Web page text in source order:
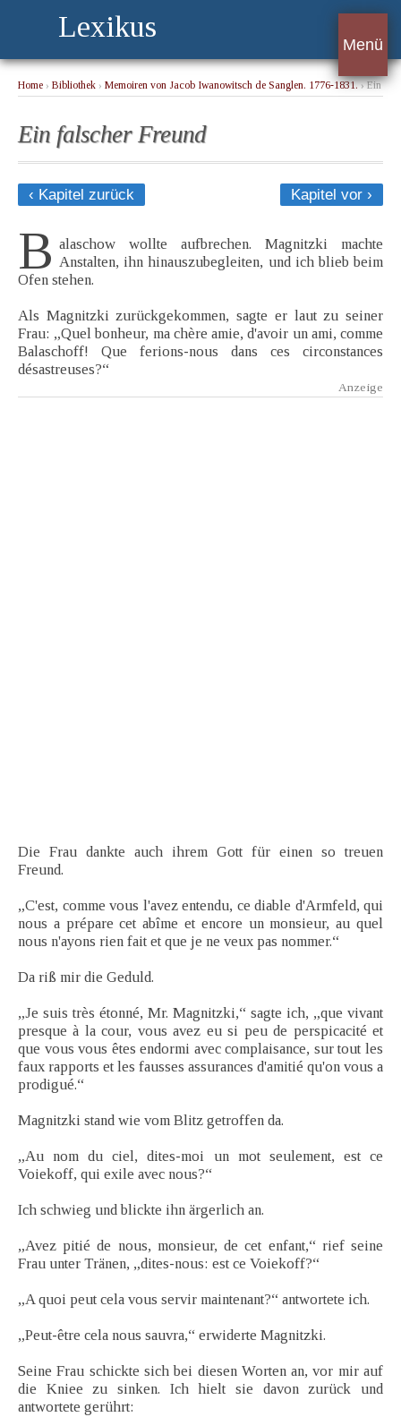
Lexikus
Menü
Home › Bibliothek › Memoiren von Jacob Iwanowitsch de Sanglen. 1776-1831.› Ein
Ein falscher Freund
‹ Kapitel zurück Kapitel vor ›
B alaschow wollte aufbrechen. Magnitzki machte
Anstalten, ihn hinauszubegleiten, und ich blieb beim
Ofen stehen.
Als Magnitzki zurückgekommen, sagte er laut zu seiner
Frau: „Quel bonheur, ma chère amie, d'avoir un ami, comme
Balaschoff! Que ferions-nous dans ces circonstances
désastreuses?“
Die Frau dankte auch ihrem Gott für einen so treuen
Freund.
„C'est, comme vous l'avez entendu, ce diable d'Armfeld, qui
nous a prépare cet abîme et encore un monsieur, au quel
nous n'ayons rien fait et que je ne veux pas nommer.“
Da riß mir die Geduld.
„Je suis très étonné, Mr. Magnitzki,“ sagte ich, „que vivant
presque à la cour, vous avez eu si peu de perspicacité et
que vous vous êtes endormi avec complaisance, sur tout les
faux rapports et les fausses assurances d'amitié qu'on vous a
prodigué.“
Magnitzki stand wie vom Blitz getroffen da.
„Au nom du ciel, dites-moi un mot seulement, est ce
Voiekoff, qui exile avec nous?“
Ich schwieg und blickte ihn ärgerlich an.
„Avez pitié de nous, monsieur, de cet enfant,“ rief seine
Frau unter Tränen, „dites-nous: est ce Voiekoff?“
„A quoi peut cela vous servir maintenant?“ antwortete ich.
„Peut-être cela nous sauvra,“ erwiderte Magnitzki.
Seine Frau schickte sich bei diesen Worten an, vor mir auf
die Kniee zu sinken. Ich hielt sie davon zurück und
antwortete gerührt: